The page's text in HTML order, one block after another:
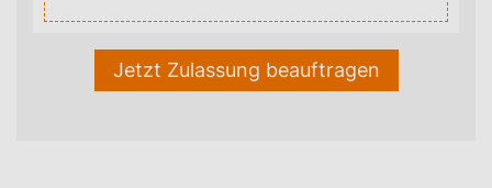
Jetzt Zulassung beauftragen